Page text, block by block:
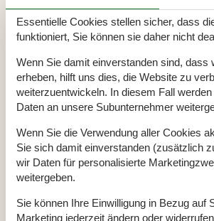
Wikinger ebenso im Blickpunkt wie ihr
der Kommune Vordingborg zahlreiche
Fundstätten vorhanden sind, kann das
seltene Exponate ausstellen, die zum Teil
der Wikinger zeugen.
Sehr verlockend sind auch Touren zur
stammen aus der Jungsteinzeit und sind
beeindruckend. Naturliebhaber sollten
hohen Kreidefelsen Möns Klint besuchen.
Waldlandschaft. Das Schloss Liselund ist
Essentielle Cookies stellen sicher, dass
funktioniert, Sie können sie daher nicht
Wenn Sie damit einverstanden sind, dass
erheben, hilft uns dies, die Website zu
weiterzuentwickeln. In diesem Fall
Daten an unsere Subunternehmer
Wenn Sie die Verwendung aller Cookies
Sie sich damit einverstanden (zusätzlich
wir Daten für personalisierte
weitergeben.
Sie können Ihre Einwilligung in Bezug auf
Marketing jederzeit ändern oder